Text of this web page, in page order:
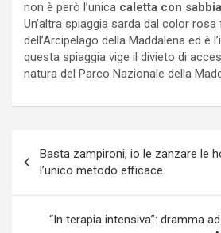
non è però l’unica caletta con
Un’altra spiaggia sarda dal color rosa
dell’Arcipelago della Maddalena ed è
questa spiaggia vige il divieto di
natura del Parco Nazionale della
articoli
Basta zampironi, io le zanzare le
l’unico metodo efficace
“In terapia intensiva”: dramma